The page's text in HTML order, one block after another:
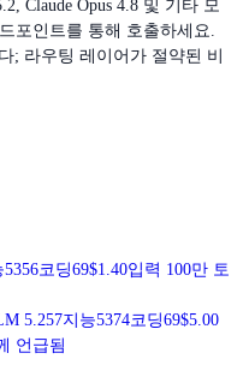
Claude Opus 4.8 및 기타 모
포인트를 통해 호출하세요.
; 라우팅 레이어가 절약된 비
5356코딩69$1.40입력 100만 토
5.257지능5374코딩69$5.00
언급됨